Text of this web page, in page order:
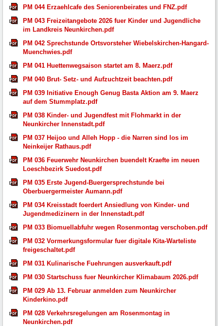
PM 044 Erzaehlcafe des Seniorenbeirates und FNZ.pdf
PM 043 Freizeitangebote 2026 fuer Kinder und Jugendliche
im Landkreis Neunkirchen.pdf
PM 042 Sprechstunde Ortsvorsteher Wiebelskirchen-Hangard-
Muenchwies.pdf
PM 041 Huettenwegsaison startet am 8. Maerz.pdf
PM 040 Brut- Setz- und Aufzuchtzeit beachten.pdf
PM 039 Initiative Enough Genug Basta Aktion am 9. Maerz
auf dem Stummplatz.pdf
PM 038 Kinder- und Jugendfest mit Flohmarkt in der
Neunkircher Innenstadt.pdf
PM 037 Heijoo und Alleh Hopp - die Narren sind los im
Neinkeijer Rathaus.pdf
PM 036 Feuerwehr Neunkirchen buendelt Kraefte im neuen
Loeschbezirk Suedost.pdf
PM 035 Erste Jugend-Buergersprechstunde bei
Oberbuergermeister Aumann.pdf
PM 034 Kreisstadt foerdert Ansiedlung von Kinder- und
Jugendmedizinern in der Innenstadt.pdf
PM 033 Biomuellabfuhr wegen Rosenmontag verschoben.pdf
PM 032 Vormerkungsformular fuer digitale Kita-Warteliste
freigeschaltet.pdf
PM 031 Kulinarische Fuehrungen ausverkauft.pdf
PM 030 Startschuss fuer Neunkircher Klimabaum 2026.pdf
PM 029 Ab 13. Februar anmelden zum Neunkircher
Kinderkino.pdf
PM 028 Verkehrsregelungen am Rosenmontag in
Neunkirchen.pdf